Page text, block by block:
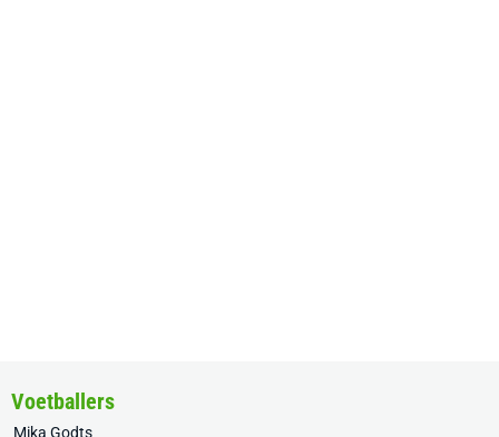
Voetballers
Mika Godts